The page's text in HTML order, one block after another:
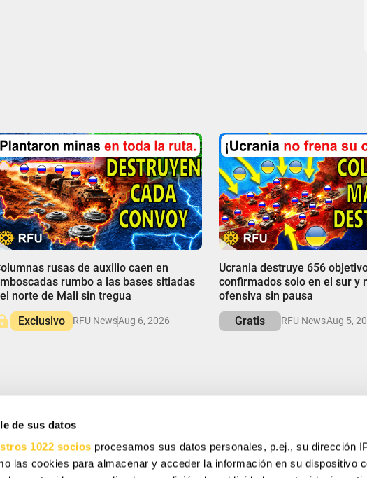
de sus datos
1022 socios procesamos sus datos personales, p.ej., su dirección
las cookies para almacenar y acceder la información en su dispositivo
rusas de auxilio caen en
rumbo a las bases sitiadas
norte de Mali sin tregua
Exclusivo
RFU NewsAug 6, 2026
Ucrania destruye 656
confirmados solo en el sur y
ofensiva sin pausa
Gratis
RFU NewsAug 5,
para recibir ofertas especiales, regalos gratuitos y ofertas